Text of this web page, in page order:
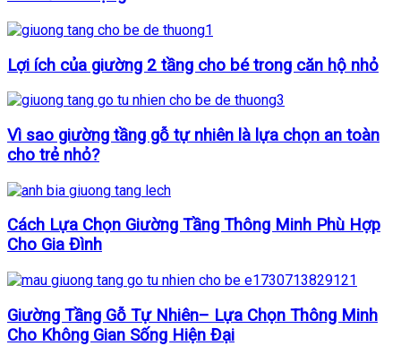
Lợi ích của giường 2 tầng cho bé trong căn hộ nhỏ
Vì sao giường tầng gỗ tự nhiên là lựa chọn an toàn
cho trẻ nhỏ?
Cách Lựa Chọn Giường Tầng Thông Minh Phù Hợp
Cho Gia Đình
Giường Tầng Gỗ Tự Nhiên– Lựa Chọn Thông Minh
Cho Không Gian Sống Hiện Đại